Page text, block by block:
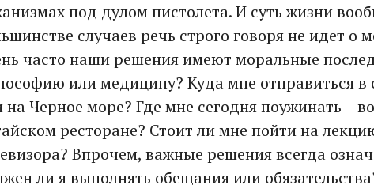
под дулом пистолета. И суть жизни
случаев речь строго говоря не идет о
часто наши решения имеют моральные
или медицину? Куда мне отправиться
на Черное море? Где мне сегодня поужинать –
ресторане? Стоит ли мне пойти на
Впрочем, важные решения всегда
ли я выполнять обещания или